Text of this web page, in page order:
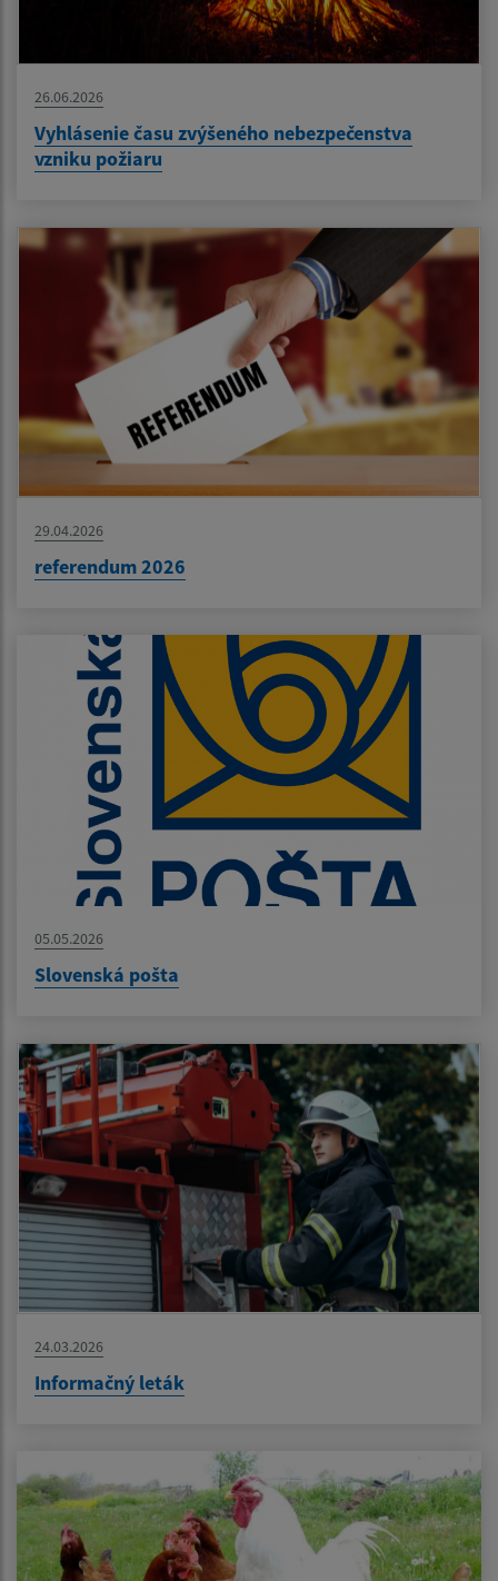
26.06.2026
Vyhlásenie času zvýšeného nebezpečenstva
vzniku požiaru
29.04.2026
referendum 2026
05.05.2026
Slovenská pošta
24.03.2026
Informačný leták